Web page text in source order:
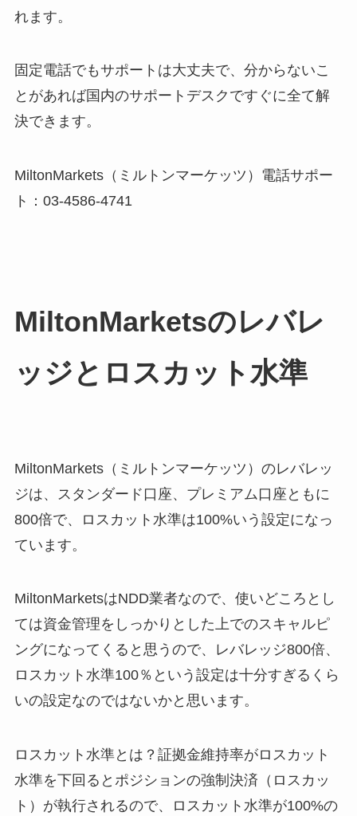
れます。
固定電話でもサポートは大丈夫で、分からないこ
とがあれば国内のサポートデスクですぐに全て解
決できます。
MiltonMarkets（ミルトンマーケッツ）電話サポー
ト：03-4586-4741
MiltonMarketsのレバレ
ッジとロスカット水準
MiltonMarkets（ミルトンマーケッツ）のレバレッ
ジは、スタンダード口座、プレミアム口座ともに
800倍で、ロスカット水準は100%いう設定になっ
ています。
MiltonMarketsはNDD業者なので、使いどころとし
ては資金管理をしっかりとした上でのスキャルピ
ングになってくると思うので、レバレッジ800倍、
ロスカット水準100％という設定は十分すぎるくら
いの設定なのではないかと思います。
ロスカット水準とは？ 証拠金維持率がロスカット
水準を下回るとポジションの強制決済（ロスカッ
ト）が執行されるので、ロスカット水準が100%の